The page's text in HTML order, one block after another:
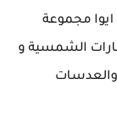
مجموعة
الشمسية و
والعدسات